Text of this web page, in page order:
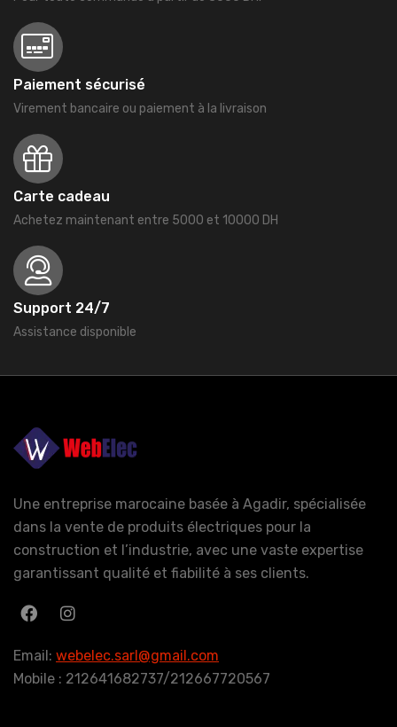
Paiement sécurisé
Virement bancaire ou paiement à la livraison
Carte cadeau
Achetez maintenant entre 5000 et 10000 DH
Support 24/7
Assistance disponible
Une entreprise marocaine basée à Agadir, spécialisée
dans la vente de produits électriques pour la
construction et l’industrie, avec une vaste expertise
garantissant qualité et fiabilité à ses clients.
Email: webelec.sarl@gmail.com
Mobile : 212641682737/212667720567